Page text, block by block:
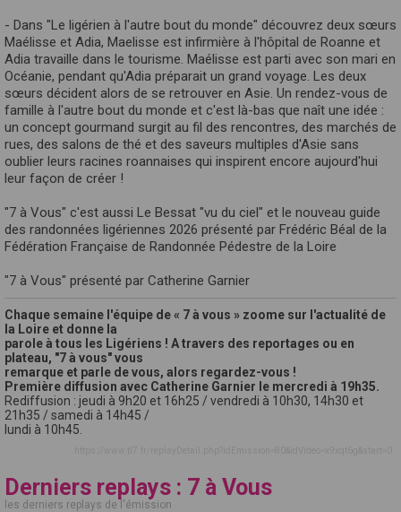
- Dans "Le ligérien à l'autre bout du monde" découvrez deux sœurs
Maélisse et Adia, Maelisse est infirmière à l'hôpital de Roanne et
Adia travaille dans le tourisme. Maélisse est parti avec son mari en
Océanie, pendant qu'Adia préparait un grand voyage. Les deux
sœurs décident alors de se retrouver en Asie. Un rendez-vous de
famille à l'autre bout du monde et c'est là-bas que naît une idée :
un concept gourmand surgit au fil des rencontres, des marchés de
rues, des salons de thé et des saveurs multiples d'Asie sans
oublier leurs racines roannaises qui inspirent encore aujourd'hui
leur façon de créer !
"7 à Vous" c'est aussi Le Bessat "vu du ciel" et le nouveau guide
des randonnées ligériennes 2026 présenté par Frédéric Béal de la
Fédération Française de Randonnée Pédestre de la Loire
"7 à Vous" présenté par Catherine Garnier
Chaque semaine l'équipe de « 7 à vous » zoome sur l'actualité de
la Loire et donne la
parole à tous les Ligériens ! A travers des reportages ou en
plateau, "7 à vous" vous
remarque et parle de vous, alors regardez-vous !
Première diffusion avec Catherine Garnier le mercredi à 19h35.
Rediffusion : jeudi à 9h20 et 16h25 / vendredi à 10h30, 14h30 et
21h35 / samedi à 14h45 /
lundi à 10h45.
Derniers replays : 7 à Vous
les derniers replays de l'émission